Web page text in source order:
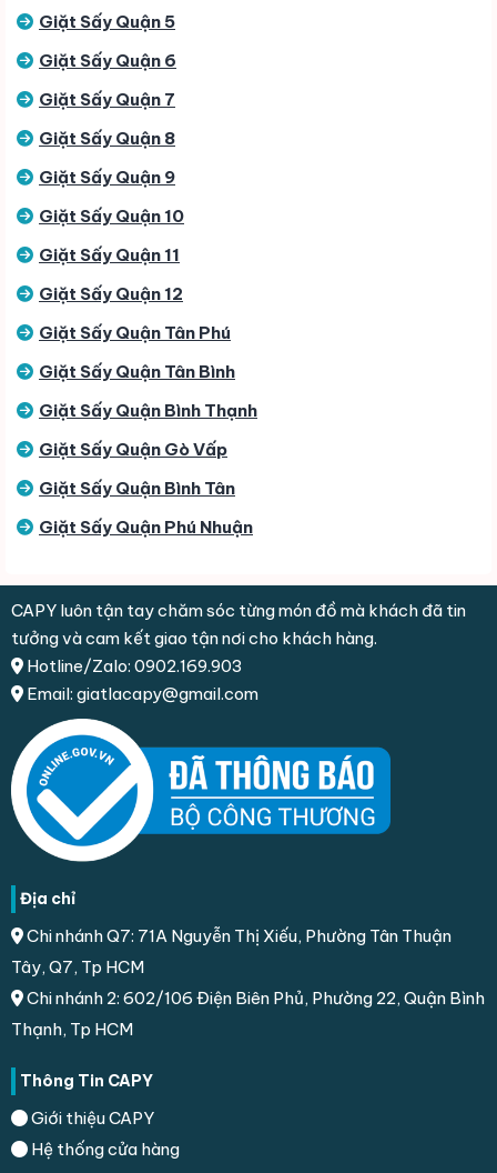
Giặt Sấy Quận 5
Giặt Sấy Quận 6
Giặt Sấy Quận 7
Giặt Sấy Quận 8
Giặt Sấy Quận 9
Giặt Sấy Quận 10
Giặt Sấy Quận 11
Giặt Sấy Quận 12
Giặt Sấy Quận Tân Phú
Giặt Sấy Quận Tân Bình
Giặt Sấy Quận Bình Thạnh
Giặt Sấy Quận Gò Vấp
Giặt Sấy Quận Bình Tân
Giặt Sấy Quận Phú Nhuận
CAPY luôn tận tay chăm sóc từng món đồ mà khách đã tin
tưởng và cam kết giao tận nơi cho khách hàng.
Hotline/Zalo: 0902.169.903
Email: giatlacapy@gmail.com
Địa chỉ
Chi nhánh Q7: 71A Nguyễn Thị Xiếu, Phường Tân Thuận
Tây, Q7, Tp HCM
Chi nhánh 2: 602/106 Điện Biên Phủ, Phường 22, Quận Bình
Thạnh, Tp HCM
Thông Tin CAPY
Giới thiệu CAPY
Hệ thống cửa hàng